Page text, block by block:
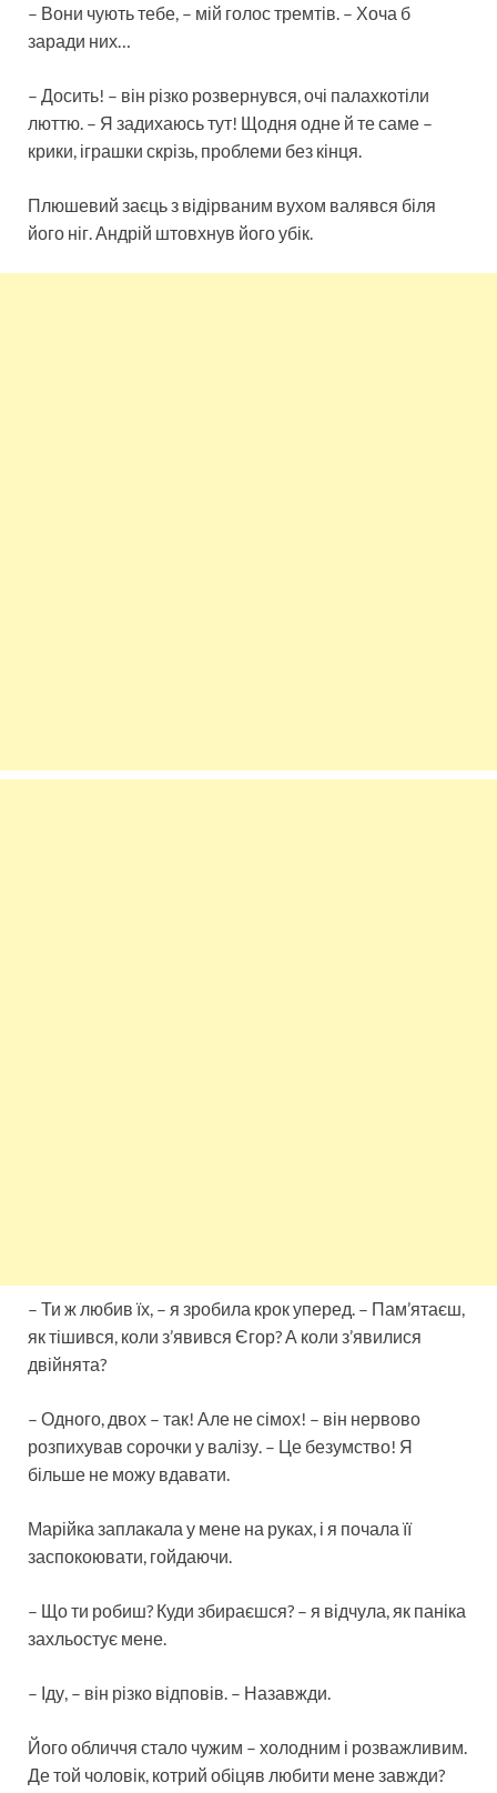
– Вони чують тебе, – мій голос тремтів. – Хоча б
заради них…
– Досить! – він різко розвернувся, очі палахкотіли
люттю. – Я задихаюсь тут! Щодня одне й те саме –
крики, іграшки скрізь, проблеми без кінця.
Плюшевий заєць з відірваним вухом валявся біля
його ніг. Андрій штовхнув його убік.
– Ти ж любив їх, – я зробила крок уперед. – Пам’ятаєш,
як тішився, коли з’явився Єгор? А коли з’явилися
двійнята?
– Одного, двох – так! Але не сімох! – він нервово
розпихував сорочки у валізу. – Це безумство! Я
більше не можу вдавати.
Марійка заплакала у мене на руках, і я почала її
заспокоювати, гойдаючи.
– Що ти робиш? Куди збираєшся? – я відчула, як паніка
захльостує мене.
– Іду, – він різко відповів. – Назавжди.
Його обличчя стало чужим – холодним і розважливим.
Де той чоловік, котрий обіцяв любити мене завжди?